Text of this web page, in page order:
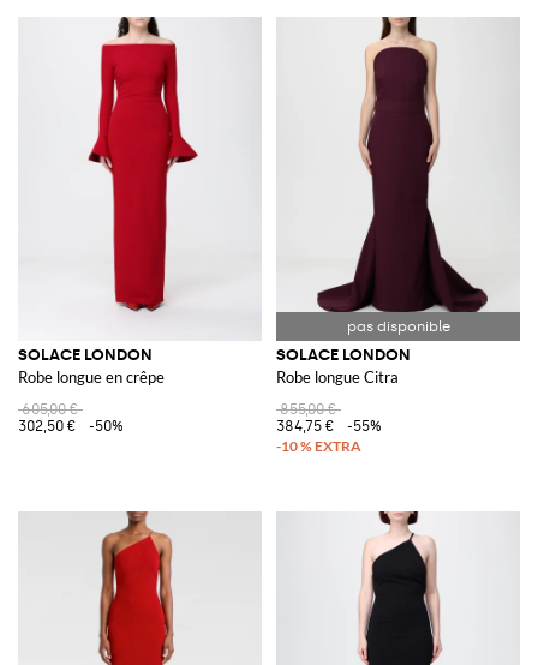
SOLACE LONDON
Robe longue en crêpe
605,00 €
302,50 €
-50%
SOLACE LONDON
Robe longue Citra
855,00 €
384,75 €
-55%